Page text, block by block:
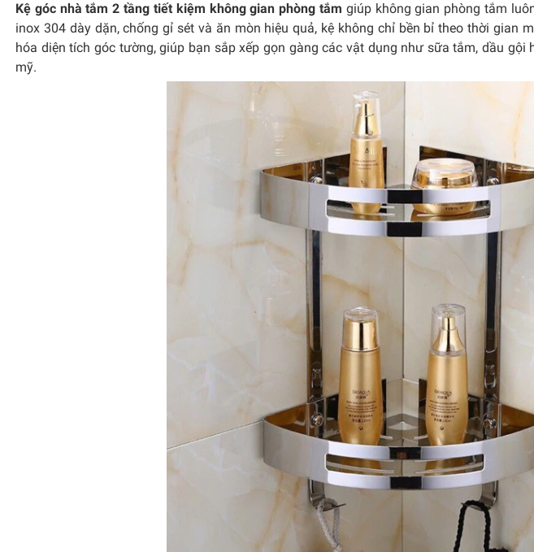
Kệ góc nhà tắm 2 tầng tiết kiệm không gian phòng tắm giúp không gian phòng tắm
inox 304 dày dặn, chống gỉ sét và ăn mòn hiệu quả, kệ không chỉ bền bỉ theo thời gian
hóa diện tích góc tường, giúp bạn sắp xếp gọn gàng các vật dụng như sữa tắm, dầu
mỹ.